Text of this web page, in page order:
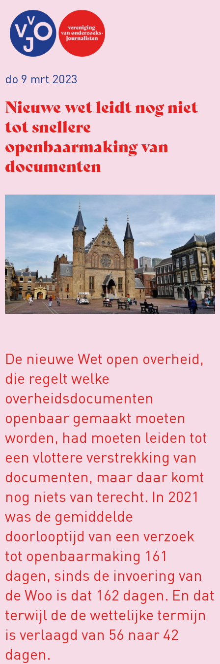
do 9 mrt 2023
Nieuwe wet leidt nog niet
tot snellere
openbaarmaking van
documenten
De nieuwe Wet open overheid,
die regelt welke
overheidsdocumenten
openbaar gemaakt moeten
worden, had moeten leiden tot
een vlottere verstrekking van
documenten, maar daar komt
nog niets van terecht. In 2021
was de gemiddelde
doorlooptijd van een verzoek
tot openbaarmaking 161
dagen, sinds de invoering van
de Woo is dat 162 dagen. En dat
terwijl de de wettelijke termijn
is verlaagd van 56 naar 42
dagen.